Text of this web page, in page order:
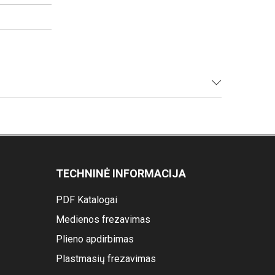
TECHNINĖ INFORMACIJA
PDF Katalogai
Medienos frezavimas
Plieno apdirbimas
Plastmasių frezavimas